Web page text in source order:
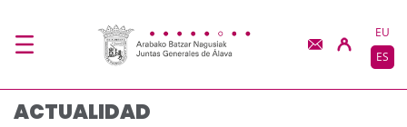
Actualidad - JJGG-
EU
ES
ACTUALIDAD